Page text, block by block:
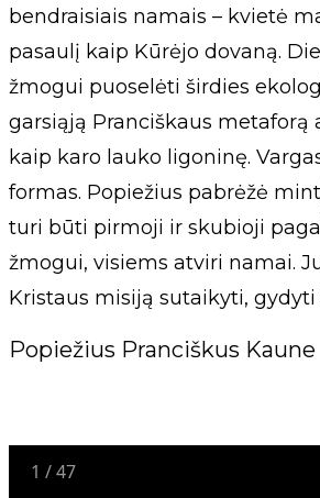
bendraisiais namais – kvietė
pasaulį kaip Kūrėjo dovaną.
žmogui puoselėti širdies
garsiąją Pranciškaus metaforą
kaip karo lauko ligoninę.
formas. Popiežius pabrėžė
turi būti pirmoji ir skubioji
žmogui, visiems atviri namai.
Kristaus misiją sutaikyti, gydyti
Popiežius Pranciškus Kaune
1 /47